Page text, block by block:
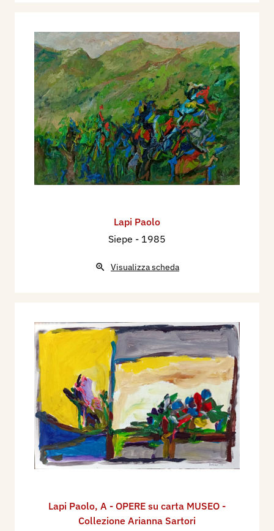
Lapi Paolo
Siepe - 1985
Visualizza scheda
Lapi Paolo, A - OPERE su carta MUSEO -
Collezione Arianna Sartori